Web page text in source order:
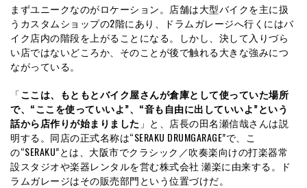
まずユニークなのがロケーション。店舗は大型バイクを主に扱
うカスタムショップの2階にあり、ドラムガレージへ行くにはバ
イク店内の階段を上がることになる。しかし、決して入りづら
い店ではないどころか、そのことが後で触れる大きな強みにつ
ながっている。
「ここは、もともとバイク屋さんが倉庫として使っていた場所
で、“ここを使っていいよ”、“音も自由に出していいよ”という
話から店作りが始まりました 」と、店長の田名瀬信哉さんは説
明する。同店の正式名称は“SERAKU DRUMGARAGE”で、こ
の“SERAKU”とは、大阪市でクラシック／吹奏楽向けの打楽器常
設スタジオや楽器レンタルを営む株式会社 瀬楽に由来する。ド
ラムガレージはその販売部門という位置づけだ。